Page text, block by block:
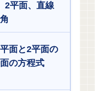
2平面、直線
面と2平面の
の方程式